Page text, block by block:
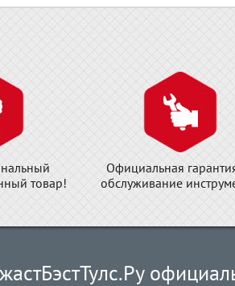
товар!
Официальная
обслуживание